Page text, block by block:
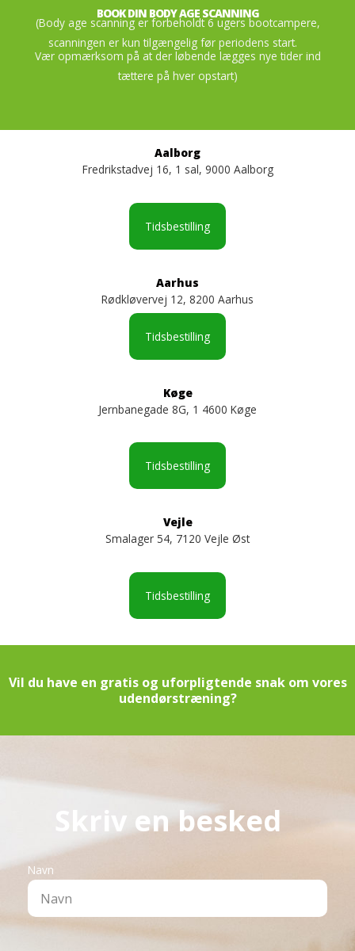
BOOK DIN BODY AGE SCANNING
(Body age scanning er forbeholdt 6 ugers bootcampere,
scanningen er kun tilgængelig før periodens start.
Vær opmærksom på at der løbende lægges nye tider ind
tættere på hver opstart)
Aalborg
Fredrikstadvej 16, 1 sal, 9000 Aalborg
Tidsbestilling
Aarhus
Rødkløvervej 12, 8200 Aarhus
Tidsbestilling
Køge
Jernbanegade 8G, 1 4600 Køge
Tidsbestilling
Vejle
Smalager 54, 7120 Vejle Øst
Tidsbestilling
Vil du have en gratis og uforpligtende snak om vores
udendørstræning?
Skriv en besked
Navn